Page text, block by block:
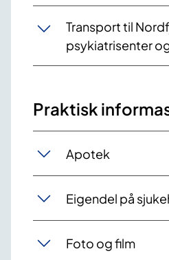
Transport til
psykiatrisenter
Praktisk
Apotek
Eigendel på
Foto og film